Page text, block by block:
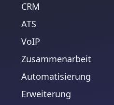
CRM
ATS
VoIP
Zusammenarbeit
Automatisierung
Erweiterung